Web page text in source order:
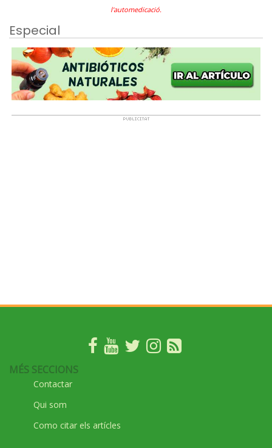
l'automedicació.
Especial
MÉS SECCIONS
Contactar
Qui som
Como citar els artícles